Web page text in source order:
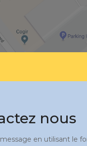
nous
en utilisant le